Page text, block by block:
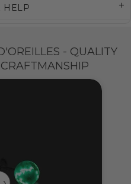
HELP
- QUALITY